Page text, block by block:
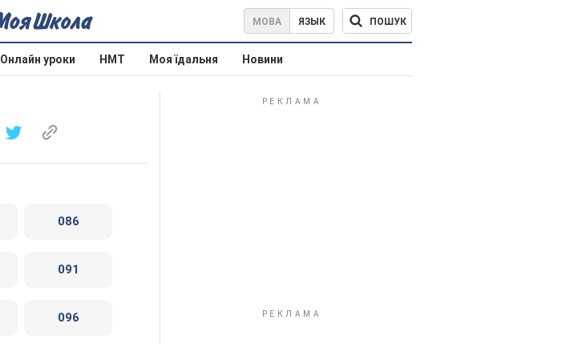
МОВА ЯЗЫК ПОШУК
Онлайн уроки НМТ Моя їдальня Новини
086
091
096